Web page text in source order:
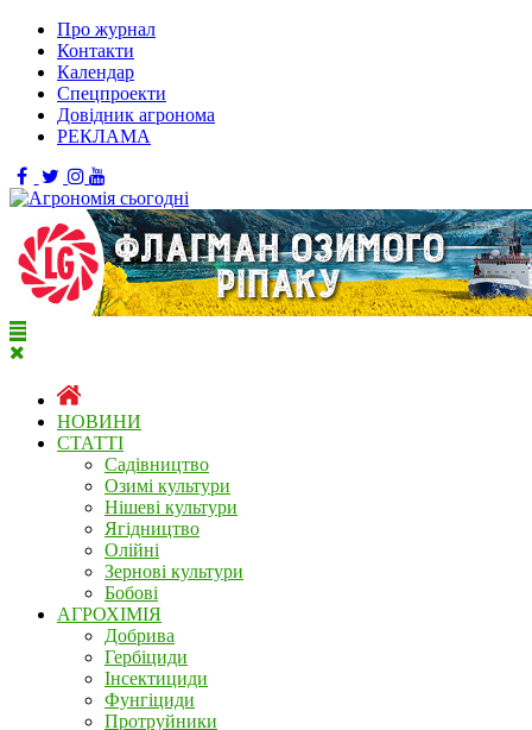
Про журнал
Контакти
Календар
Спецпроекти
Довідник агронома
РЕКЛАМА
НОВИНИ
СТАТТІ
Садівництво
Озимі культури
Нішеві культури
Ягідництво
Олійні
Зернові культури
Бобові
АГРОХІМІЯ
Добрива
Гербіциди
Інсектициди
Фунгіциди
Протруйники